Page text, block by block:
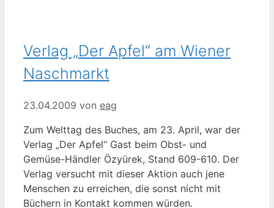
Verlag „Der Apfel“ am Wiener
Naschmarkt
23.04.2009 von eag
Zum Welttag des Buches, am 23. April, war der
Verlag „Der Apfel“ Gast beim Obst- und
Gemüse-Händler Özyürek, Stand 609-610. Der
Verlag versucht mit dieser Aktion auch jene
Menschen zu erreichen, die sonst nicht mit
Büchern in Kontakt kommen würden.